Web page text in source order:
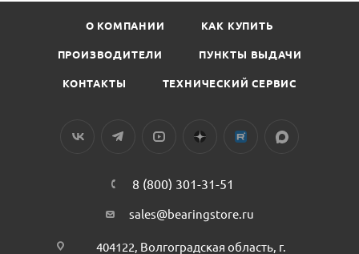
О КОМПАНИИ КАК КУПИТЬ
ПРОИЗВОДИТЕЛИ ПУНКТЫ ВЫДАЧИ
КОНТАКТЫ ТЕХНИЧЕСКИЙ СЕРВИС
8 (800) 301-31-51
sales@bearingstore.ru
404122, Волгоградская область, г.